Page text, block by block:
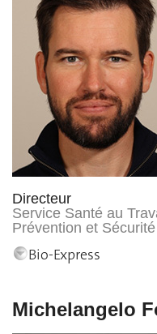
Directeur
Service Santé au
Prévention et
Bio-Express
Michelangelo